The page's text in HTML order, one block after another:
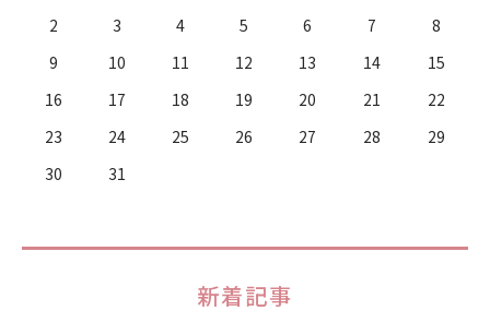
2
3 4 5 6 7
8
9
10 11 12 13 14
15
16
17 18 19 20 21
22
23
24 25 26 27 28
29
30
31
新着記事